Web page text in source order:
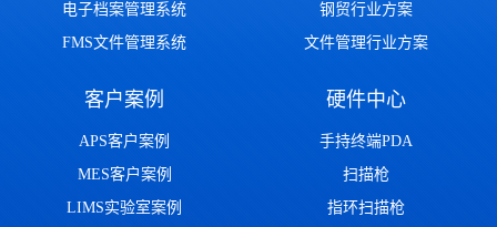
电子档案管理系统
FMS文件管理系统
钢贸行业方案
文件管理行业方案
客户案例
APS客户案例
MES客户案例
LIMS实验室案例
硬件中心
手持终端PDA
扫描枪
指环扫描枪